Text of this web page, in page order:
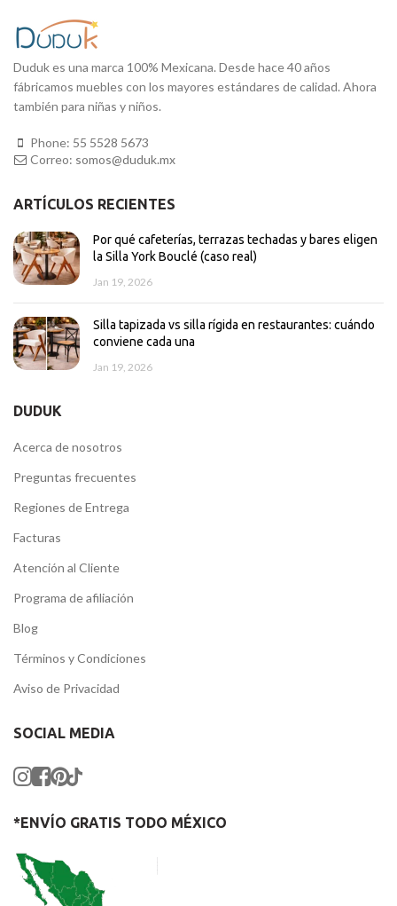
Duduk es una marca 100% Mexicana. Desde hace 40 años
fábricamos muebles con los mayores estándares de calidad. Ahora
también para niñas y niños.
Phone: 55 5528 5673
Correo: somos@duduk.mx
ARTÍCULOS RECIENTES
Por qué cafeterías, terrazas techadas y bares eligen
la Silla York Bouclé (caso real)
Jan 19, 2026
Silla tapizada vs silla rígida en restaurantes: cuándo
conviene cada una
Jan 19, 2026
DUDUK
Acerca de nosotros
Preguntas frecuentes
Regiones de Entrega
Facturas
Atención al Cliente
Programa de afiliación
Blog
Términos y Condiciones
Aviso de Privacidad
SOCIAL MEDIA
*ENVÍO GRATIS TODO MÉXICO